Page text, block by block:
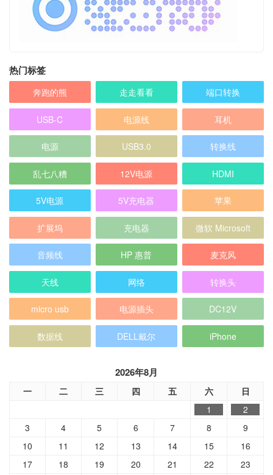
热门标签
奔跑的熊 走走看看 端口转换
USB-C 电源线 耳机
电源 USB3.0 转换线
乱七八糟 12V电源 HDMI
5V电源 5V充电器 苹果
扩展坞 充电器 微软 Microsoft
音频线 HP 惠普 麦克风
天线 网络 转换头
micro usb 电源插头 DC12V
数据线 DELL戴尔 iPhone
2026年8月
一 二 三 四 五 六 日
1
2
3
4 5 6 7 8
9
10
11 12 13 14 15
16
17
18 19 20 21 22
23